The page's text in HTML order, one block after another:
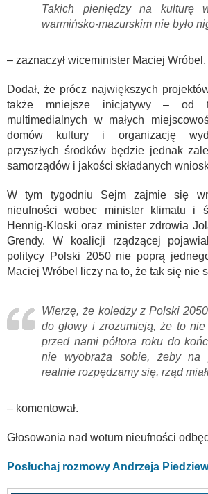
Takich pieniędzy na kulturę
warmińsko-mazurskim nie było
– zaznaczył wiceminister Maciej Wróbel.
Dodał, że prócz największych
także mniejsze inicjatywy – od
multimedialnych w małych
domów kultury i organizację
przyszłych środków będzie jednak
samorządów i jakości składanych
W tym tygodniu Sejm zajmie się
nieufności wobec minister klimatu i
Hennig-Kloski oraz minister zdrowia
Grendy. W koalicji rządzącej
politycy Polski 2050 nie poprą
Maciej Wróbel liczy na to, że tak się nie
Wierzę, że koledzy z Polski
do głowy i zrozumieją, że to
przed nami półtora roku do
nie wyobraża sobie, żeby na
realnie rozpędzamy się, rząd
– komentował.
Głosowania nad wotum nieufności
Posłuchaj rozmowy Andrzeja